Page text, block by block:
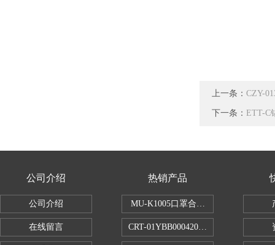
上一条： CZY-
下一条： ETT-C
公司介绍
公司介绍
在线留言
热销产品
MU-K1005口罩合成血液穿透试验仪
CRT-01YBB00042005数显式安瓿瓶圆